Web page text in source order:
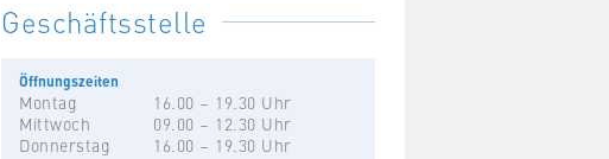
Geschäftsstelle
Öffnungszeiten
Montag
16.00 – 19.30 Uhr
Mittwoch
09.00 – 12.30 Uhr
Donnerstag
16.00 – 19.30 Uhr